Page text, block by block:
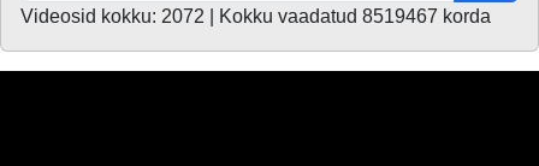
Videosid kokku: 2072 | Kokku vaadatud 8519467 korda